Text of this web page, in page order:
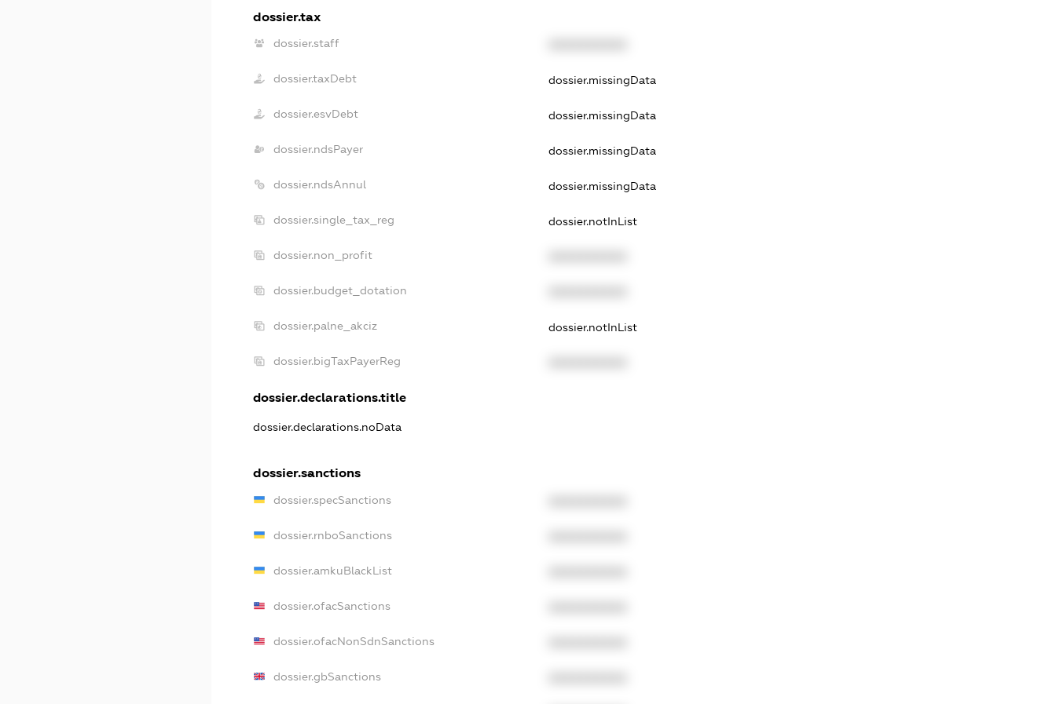
dossier.tax
dossier.staff
dossier.taxDebt dossier.missingData
dossier.esvDebt dossier.missingData
dossier.ndsPayer dossier.missingData
dossier.ndsAnnul dossier.missingData
dossier.single_tax_reg dossier.notInList
dossier.non_profit
dossier.budget_dotation
dossier.palne_akciz dossier.notInList
dossier.bigTaxPayerReg
dossier.declarations.title
dossier.declarations.noData
dossier.sanctions
dossier.specSanctions
dossier.rnboSanctions
dossier.amkuBlackList
dossier.ofacSanctions
dossier.ofacNonSdnSanctions
dossier.gbSanctions